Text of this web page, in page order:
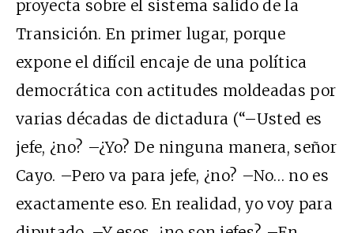
proyecta sobre el sistema salido de la
Transición. En primer lugar, porque
expone el difícil encaje de una política
democrática con actitudes moldeadas por
varias décadas de dictadura (“–Usted es
jefe, ¿no? –¿Yo? De ninguna manera, señor
Cayo. –Pero va para jefe, ¿no? –No… no es
exactamente eso. En realidad, yo voy para